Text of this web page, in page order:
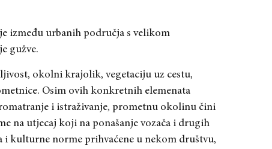
između urbanih područja s velikom
gužve.
okolni krajolik, vegetaciju uz cestu,
Osim ovih konkretnih elemenata
i istraživanje, prometnu okolinu čini
na utjecaj koji na ponašanje vozača i drugih
kulturne norme prihvaćene u nekom društvu,